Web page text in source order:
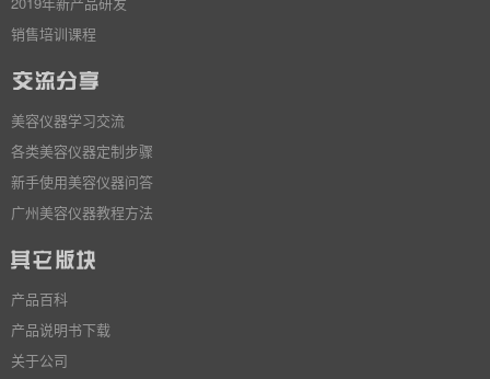
销售培训课程
美容仪器学习交流
各类美容仪器定制步骤
新手使用美容仪器问答
广州美容仪器教程方法
产品百科
产品说明书下载
关于公司